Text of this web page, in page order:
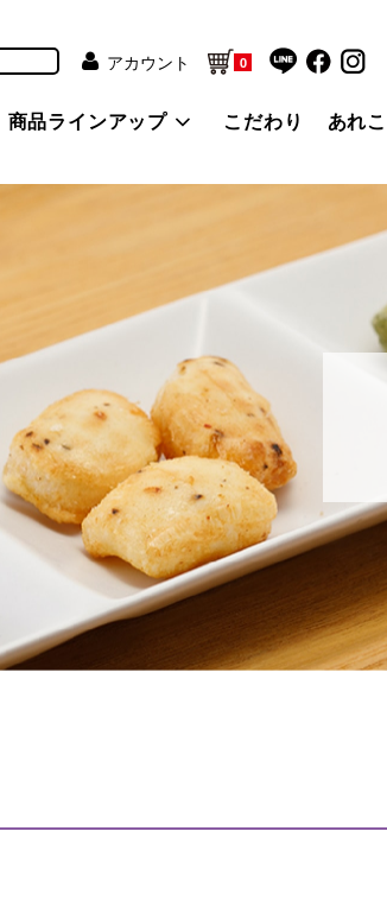
アカウント 0
商品ラインアップ こだわり あれ